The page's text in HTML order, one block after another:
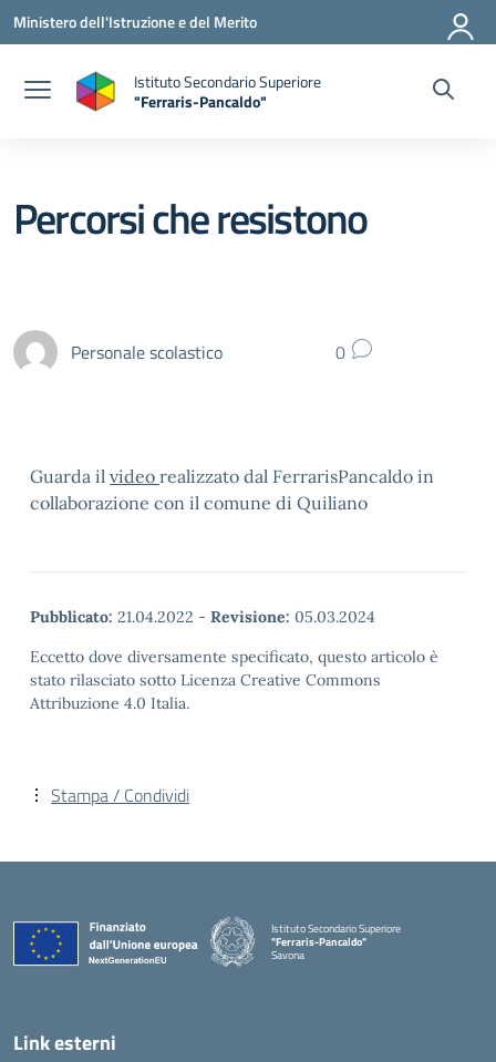
Vai ai contenuti
Vai al menu di navigazione
Vai al footer
Ministero dell'Istruzione e del Merito
Istituto Secondario Superiore
"Ferraris-Pancaldo"
Percorsi che resistono
Personale scolastico 0
Guarda il video realizzato dal FerrarisPancaldo in
collaborazione con il comune di Quiliano
Pubblicato: 21.04.2022 - Revisione: 05.03.2024
Eccetto dove diversamente specificato, questo articolo è
stato rilasciato sotto Licenza Creative Commons
Attribuzione 4.0 Italia.
Stampa / Condividi
Istituto Secondario Superiore
"Ferraris-Pancaldo"
Savona
Link esterni